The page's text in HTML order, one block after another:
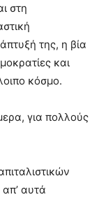
στη
της, η βία
και
κόσμο.
για πολλούς
αυτά